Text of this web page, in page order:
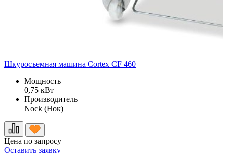
Шкуросъемная машина Cortex CF 460
Мощность
0,75 кВт
Производитель
Nock (Нок)
Цена по запросу
Оставить заявку